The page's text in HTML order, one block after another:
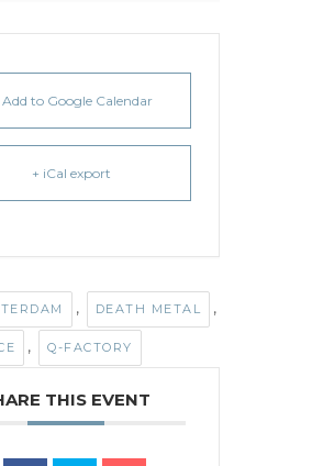
Add to Google Calendar
+ iCal export
, DEATH METAL ,
, Q-FACTORY
THIS EVENT